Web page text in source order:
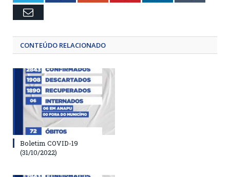
Email
CONTEÚDO RELACIONADO
Boletim COVID-19
(31/10/2022)